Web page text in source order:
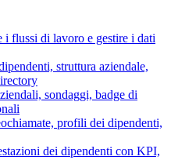
i flussi di lavoro e gestire i dati
struttura aziendale,
sondaggi, badge di
profili dei dipendenti,
dei dipendenti con KPI,